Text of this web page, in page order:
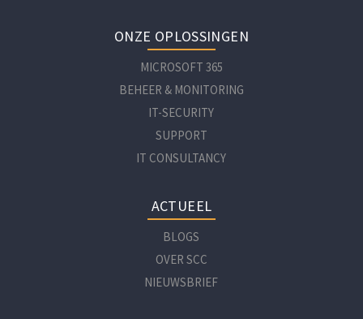
ONZE OPLOSSINGEN
MICROSOFT 365
BEHEER & MONITORING
IT-SECURITY
SUPPORT
IT CONSULTANCY
ACTUEEL
BLOGS
OVER SCC
NIEUWSBRIEF